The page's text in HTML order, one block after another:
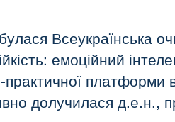
Всеукраїнська
емоційний
практичної платформи
долучилася д.е.н.,